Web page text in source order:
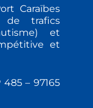
Caraïbes
de trafics
et
et
– 97165